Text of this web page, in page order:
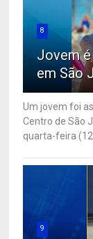
8
Jovem é
em São
Um jovem foi
Centro de São
quarta-feira (12
9